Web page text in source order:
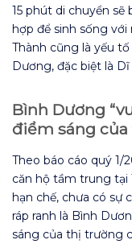
15 phút di chuyển sẽ
hợp để sinh sống với
Thành cũng là yếu
Dương, đặc biệt là Dĩ
Bình Dương
điểm sáng
Theo báo cáo quý 1/
căn hộ tầm trung tại
hạn chế, chưa có sự
ráp ranh là Bình
sáng của thị trường